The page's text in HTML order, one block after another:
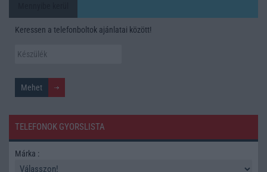
Keressen a telefonboltok ajánlatai között!
TELEFONOK GYORSLISTA
Márka :